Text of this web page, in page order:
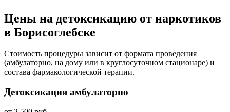
Цены на детоксикацию от наркотиков
в Борисоглебске
Стоимость процедуры зависит от формата проведения
(амбулаторно, на дому или в круглосуточном стационаре) и
состава фармакологической терапии.
Детоксикация амбулаторно